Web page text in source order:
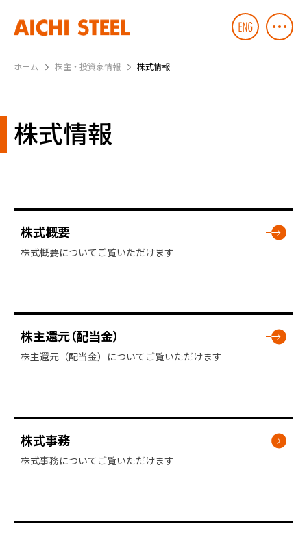
ホーム 株主・投資家情報 株式情報
株式情報
株式概要
株式概要についてご覧いただけます
株主還元（配当金）
株主還元（配当金）についてご覧いただけます
株式事務
株式事務についてご覧いただけます